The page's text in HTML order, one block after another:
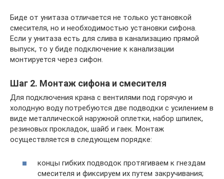
Биде от унитаза отличается не только установкой
смесителя, но и необходимостью установки сифона.
Если у унитаза есть для слива в канализацию прямой
выпуск, то у биде подключение к канализации
монтируется через сифон.
Шаг 2. Монтаж сифона и смесителя
Для подключения крана с вентилями под горячую и
холодную воду потребуются две подводки с усилением в
виде металлической наружной оплетки, набор шпилек,
резиновых прокладок, шайб и гаек. Монтаж
осуществляется в следующем порядке:
концы гибких подводок протягиваем к гнездам
смесителя и фиксируем их путем закручивания;